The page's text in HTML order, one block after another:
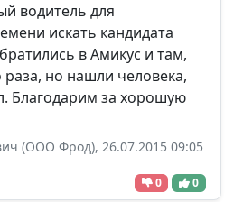
водитель для
искать кандидата
в Амикус и там,
раза, но нашли человека,
Благодарим за хорошую
(ООО Фрод), 26.07.2015 09:05
0 0